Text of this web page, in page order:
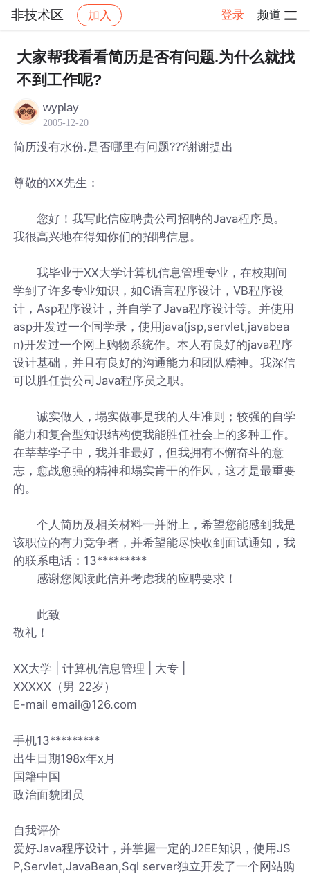
非技术区 加入 登录 频道
社区 非技术区 帖子详情
大家帮我看看简历是否有问题.为什么就找
不到工作呢?
wyplay
2005-12-20
简历没有水份.是否哪里有问题???谢谢提出
尊敬的XX先生：
您好！我写此信应聘贵公司招聘的Java程序员。
我很高兴地在得知你们的招聘信息。
我毕业于XX大学计算机信息管理专业，在校期间
学到了许多专业知识，如C语言程序设计，VB程序设
计，Asp程序设计，并自学了Java程序设计等。并使用
asp开发过一个同学录，使用java(jsp,servlet,javabea
n)开发过一个网上购物系统作。本人有良好的java程序
设计基础，并且有良好的沟通能力和团队精神。我深信
可以胜任贵公司Java程序员之职。
诚实做人，塌实做事是我的人生准则；较强的自学
能力和复合型知识结构使我能胜任社会上的多种工作。
在莘莘学子中，我并非最好，但我拥有不懈奋斗的意
志，愈战愈强的精神和塌实肯干的作风，这才是最重要
的。
个人简历及相关材料一并附上，希望您能感到我是
该职位的有力竞争者，并希望能尽快收到面试通知，我
的联系电话：13*********
感谢您阅读此信并考虑我的应聘要求！
此致
敬礼！
XX大学 | 计算机信息管理 | 大专 |
XXXXX（男 22岁）
E-mail email@126.com
手机13*********
出生日期198x年x月
国籍中国
政治面貌团员
自我评价
爱好Java程序设计，并掌握一定的J2EE知识，使用JS
P,Servlet,JavaBean,Sql server独立开发了一个网站购